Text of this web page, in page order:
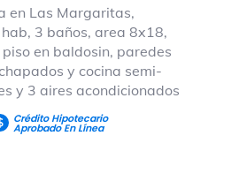
en Las Margaritas,
3 baños, area 8x18,
en baldosin, paredes
y cocina semi-
y 3 aires acondicionados
Crédito Hipotecario
Aprobado En Línea